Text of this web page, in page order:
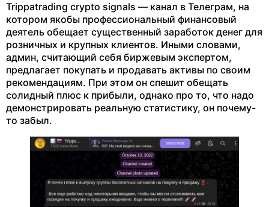
Trippatrading crypto signals — канал в Телеграм, на
котором якобы профессиональный финансовый
деятель обещает существенный заработок денег для
розничных и крупных клиентов. Иными словами,
админ, считающий себя биржевым экспертом,
предлагает покупать и продавать активы по своим
рекомендациям. При этом он спешит обещать
солидный плюс к прибыли, однако про то, что надо
демонстрировать реальную статистику, он почему-
то забыл.